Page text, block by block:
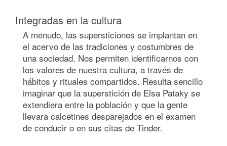
Integradas en la cultura
A menudo, las supersticiones se implantan en
el acervo de las tradiciones y costumbres de
una sociedad. Nos permiten identificarnos con
los valores de nuestra cultura, a través de
hábitos y rituales compartidos. Resulta sencillo
imaginar que la superstición de Elsa Pataky se
extendiera entre la población y que la gente
llevara calcetines desparejados en el examen
de conducir o en sus citas de Tinder.